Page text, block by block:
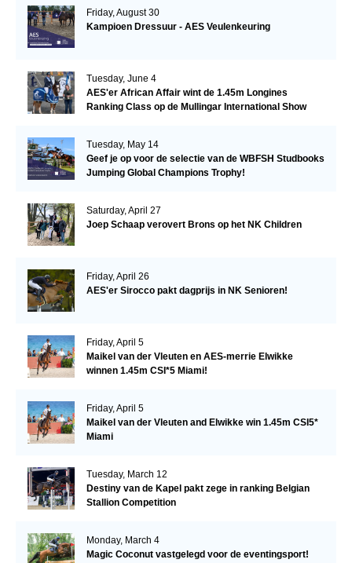
Friday, August 30
Kampioen Dressuur - AES Veulenkeuring
Tuesday, June 4
AES'er African Affair wint de 1.45m Longines
Ranking Class op de Mullingar International Show
Tuesday, May 14
Geef je op voor de selectie van de WBFSH Studbooks
Jumping Global Champions Trophy!
Saturday, April 27
Joep Schaap verovert Brons op het NK Children
Friday, April 26
AES'er Sirocco pakt dagprijs in NK Senioren!
Friday, April 5
Maikel van der Vleuten en AES-merrie Elwikke
winnen 1.45m CSI*5 Miami!
Friday, April 5
Maikel van der Vleuten and Elwikke win 1.45m CSI5*
Miami
Tuesday, March 12
Destiny van de Kapel pakt zege in ranking Belgian
Stallion Competition
Monday, March 4
Magic Coconut vastgelegd voor de eventingsport!